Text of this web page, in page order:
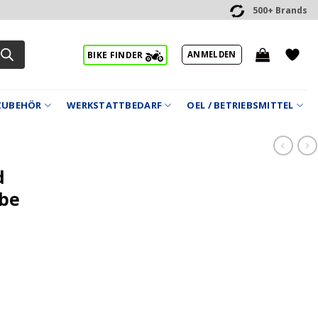
500+ Brands
BIKE FINDER ANMELDEN
WERKSTATTBEDARF OEL / BETRIEBSMITTEL